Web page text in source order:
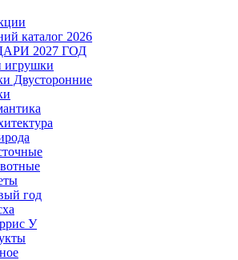
каталог 2026
2027 ГОД
Двусторонние
год
У